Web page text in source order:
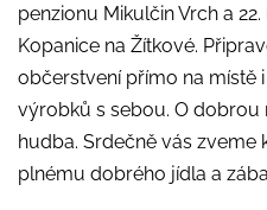
penzionu Mikulčin Vrch a
Kopanice na Žítkové.
občerstvení přímo na místě
výrobků s sebou. O dobrou
hudba. Srdečně vás zveme
plnému dobrého jídla a